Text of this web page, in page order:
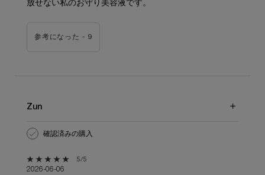
放せない私のお守り美容液です。
参考になった - 9
Zun
確認済みの購入
5星中5。 5/5
2026-06-06